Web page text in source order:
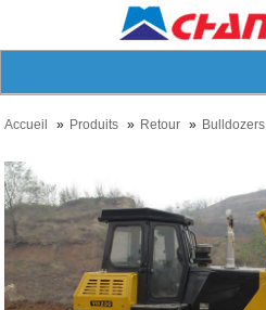
Accueil Produits Retour Bulldozers